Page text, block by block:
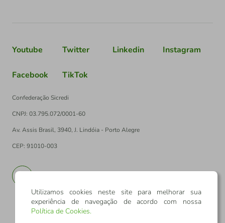
Youtube Twitter Linkedin Instagram
Facebook TikTok
Confederação Sicredi
CNPJ: 03.795.072/0001-60
Av. Assis Brasil, 3940, J. Lindóia - Porto Alegre
CEP: 91010-003
Utilizamos cookies neste site para melhorar sua
experiência de navegação de acordo com nossa
Política de Cookies.